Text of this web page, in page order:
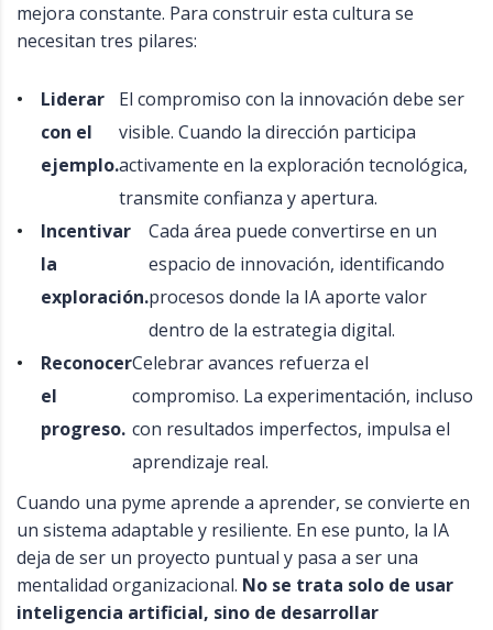
mejora constante. Para construir esta cultura se
necesitan tres pilares:
Liderar
con el
ejemplo.
El compromiso con la innovación debe ser
visible. Cuando la dirección participa
activamente en la exploración tecnológica,
transmite confianza y apertura.
Incentivar
la
exploración.
Cada área puede convertirse en un
espacio de innovación, identificando
procesos donde la IA aporte valor
dentro de la estrategia digital.
Reconocer
el
progreso.
Celebrar avances refuerza el
compromiso. La experimentación, incluso
con resultados imperfectos, impulsa el
aprendizaje real.
Cuando una pyme aprende a aprender, se convierte en
un sistema adaptable y resiliente. En ese punto, la IA
deja de ser un proyecto puntual y pasa a ser una
mentalidad organizacional. No se trata solo de usar
inteligencia artificial, sino de desarrollar